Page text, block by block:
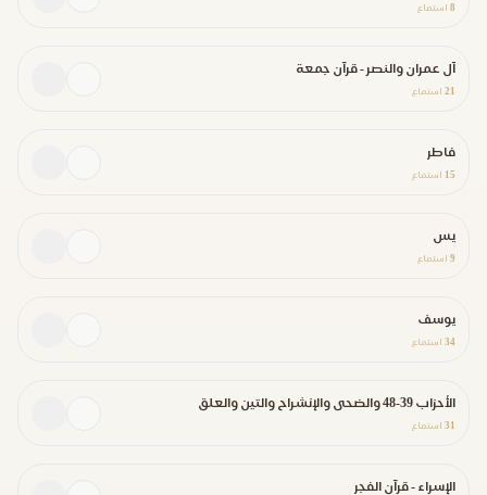
8 استماع
آل عمران والنصر - قرآن جمعة
21 استماع
فاطر
15 استماع
يس
9 استماع
يوسف
34 استماع
الأحزاب 39-48 والضحى والإنشراح والتين والعلق
31 استماع
الإسراء - قرآن الفجر